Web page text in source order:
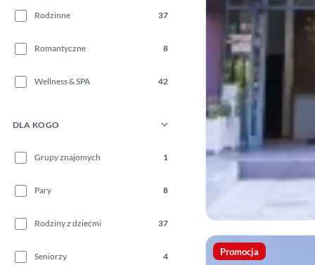
Rodzinne 37
Romantyczne 8
Wellness & SPA 42
DLA KOGO
Grupy znajomych 1
Pary 8
Rodziny z dziećmi 37
Seniorzy 4 Promocja